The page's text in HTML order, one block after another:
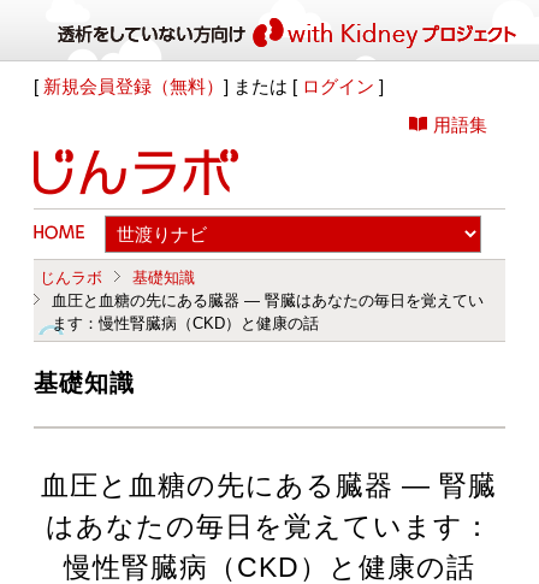
[ 新規会員登録（無料）] または [ ログイン ]
用語集
じんラボ
基礎知識
血圧と血糖の先にある臓器 ― 腎臓はあなたの毎日を覚えてい
ます：慢性腎臓病（CKD）と健康の話
基礎知識
血圧と血糖の先にある臓器 ― 腎臓
はあなたの毎日を覚えています：
慢性腎臓病（CKD）と健康の話